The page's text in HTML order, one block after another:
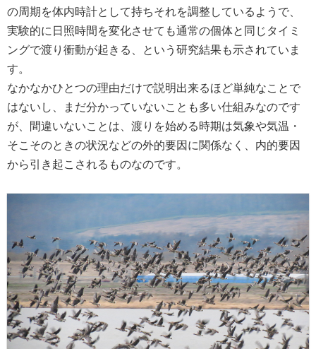
の周期を体内時計として持ちそれを調整しているようで、
実験的に日照時間を変化させても通常の個体と同じタイミ
ングで渡り衝動が起きる、という研究結果も示されていま
す。
なかなかひとつの理由だけで説明出来るほど単純なことで
はないし、まだ分かっていないことも多い仕組みなのです
が、間違いないことは、渡りを始める時期は気象や気温・
そこそのときの状況などの外的要因に関係なく、内的要因
から引き起こされるものなのです。